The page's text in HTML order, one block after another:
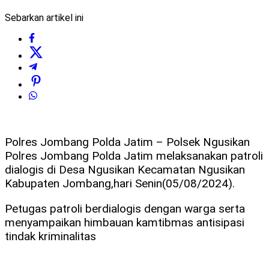
Sebarkan artikel ini
Polres Jombang Polda Jatim – Polsek Ngusikan
Polres Jombang Polda Jatim melaksanakan patroli
dialogis di Desa Ngusikan Kecamatan Ngusikan
Kabupaten Jombang,hari Senin(05/08/2024).
Petugas patroli berdialogis dengan warga serta
menyampaikan himbauan kamtibmas antisipasi
tindak kriminalitas